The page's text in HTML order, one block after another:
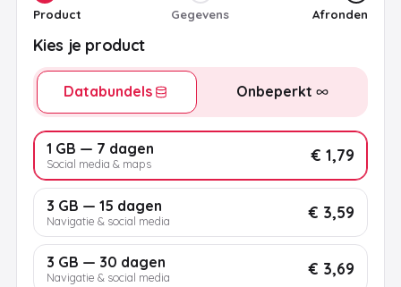
Product Gegevens Afronden
Kies je product
Databundels Onbeperkt
1 GB — 7 dagen
Social media & maps € 1,79
3 GB — 15 dagen
Navigatie & social media € 3,59
3 GB — 30 dagen
Navigatie & social media € 3,69